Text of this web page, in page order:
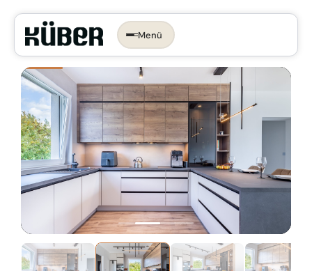
Menü
RÓLAD SZÓL.
Időpontot foglalok →
Az ergonomikus konyha
Konyhastílusok
More than kitchen
Konyhagépek, beépíthető készülékek
Belső megoldások
Munkalapok
Konyhatervezés
Kivitelezés
VR konyhatervezés